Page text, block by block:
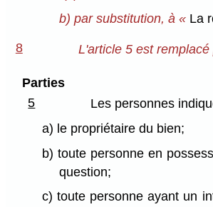
b) par substitution, à « La
8 L'article 5 est
Parties
5
Les personnes
a) le propriétaire du bien;
b) toute personne en
question;
c) toute personne ayant un